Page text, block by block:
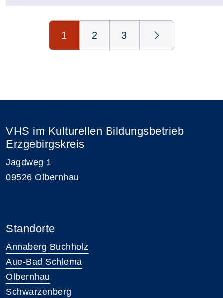
1 2 3
VHS im Kulturellen Bildungsbetrieb
Erzgebirgskreis
Jagdweg 1
09526 Olbernhau
Standorte
Annaberg Buchholz
Aue-Bad Schlema
Olbernhau
Schwarzenberg